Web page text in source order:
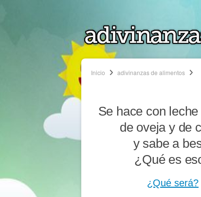
Inicio adivinanzas de alimentos
Se hace con
de oveja y de
y sabe a
¿Qué es
¿Qué será?